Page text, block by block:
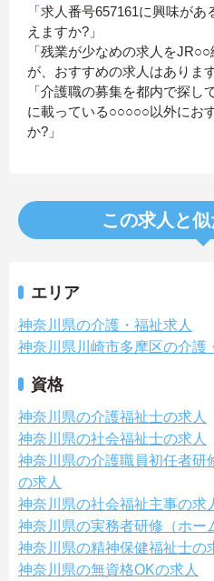
「求人番号657161に興味が
えますか?」
「残業が少なめの求人を
が、おすすめの求人はあります
「介護職の募集を都内で探し
に載っている○○○○○以外にお
か?」
この求人と
エリア
神奈川県の介護・福祉求人
神奈川県川崎市多摩区の介護
資格
神奈川県の介護福祉士の求人
神奈川県の社会福祉士の求人
神奈川県の介護職員初任者研
の求人
神奈川県の社会福祉主事の求
神奈川県の実務者研修（ホー
神奈川県の精神保健福祉士の
神奈川県の無資格OKの求人